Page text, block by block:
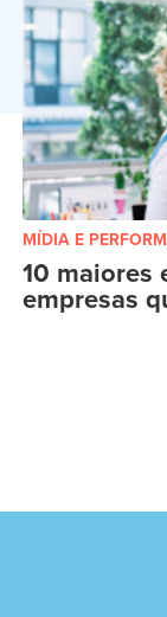
MÍDIA E
10 maiores
empresas